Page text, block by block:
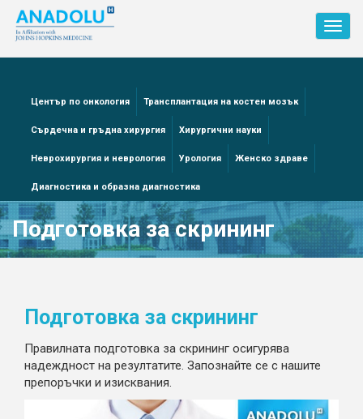
Център по онкология Трансплантация на костен мозък
Сърдечна и гръдна хирургия Хирургични науки
Неврохирургия и неврология Урология Женско здраве
Диагностика и образна диагностика
Подготовка за скрининг
Подготовка за скрининг
Правилната подготовка за скрининг осигурява
надеждност на резултатите. Запознайте се с нашите
препоръчки и изисквания.